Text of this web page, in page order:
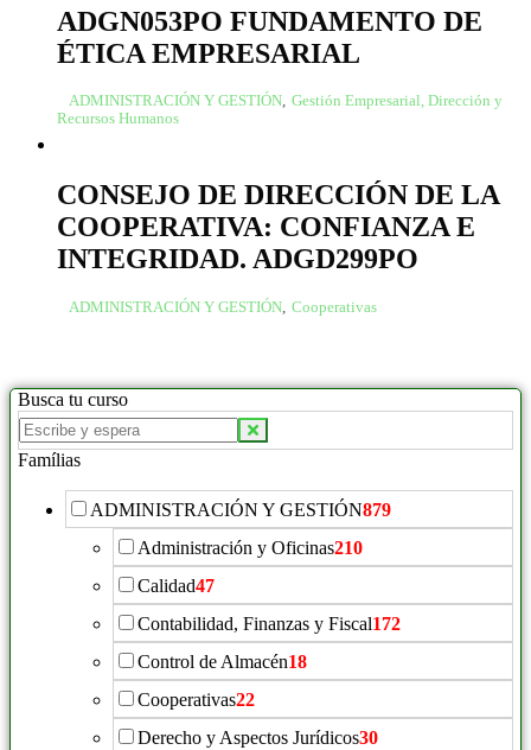
ADGN053PO FUNDAMENTO DE
ÉTICA EMPRESARIAL
ADMINISTRACIÓN Y GESTIÓN, Gestión Empresarial, Dirección y
Recursos Humanos
CONSEJO DE DIRECCIÓN DE LA
COOPERATIVA: CONFIANZA E
INTEGRIDAD. ADGD299PO
ADMINISTRACIÓN Y GESTIÓN, Cooperativas
Busca tu curso
Famílias
ADMINISTRACIÓN Y GESTIÓN879
Administración y Oficinas210
Calidad47
Contabilidad, Finanzas y Fiscal172
Control de Almacén18
Cooperativas22
Derecho y Aspectos Jurídicos30